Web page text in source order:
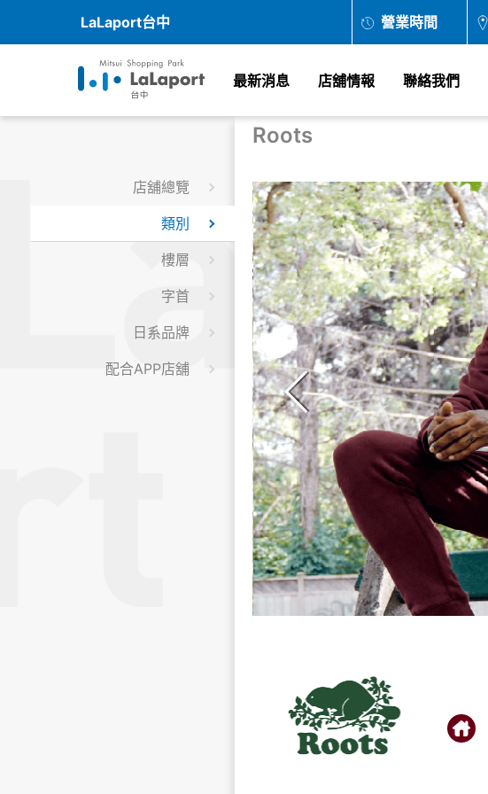
LaLaport台中 營業時間
最新消息 店舖情報 聯絡我們
店舖總覽
類別
樓層
字首
日系品牌
配合APP店舖
Roots